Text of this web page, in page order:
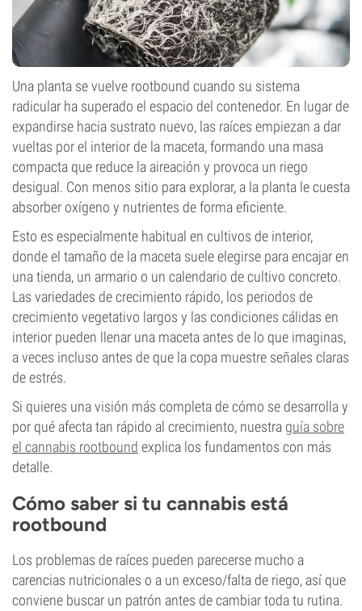
Una planta se vuelve rootbound cuando su sistema
radicular ha superado el espacio del contenedor. En lugar de
expandirse hacia sustrato nuevo, las raíces empiezan a dar
vueltas por el interior de la maceta, formando una masa
compacta que reduce la aireación y provoca un riego
desigual. Con menos sitio para explorar, a la planta le cuesta
absorber oxígeno y nutrientes de forma eficiente.
Esto es especialmente habitual en cultivos de interior,
donde el tamaño de la maceta suele elegirse para encajar en
una tienda, un armario o un calendario de cultivo concreto.
Las variedades de crecimiento rápido, los periodos de
crecimiento vegetativo largos y las condiciones cálidas en
interior pueden llenar una maceta antes de lo que imaginas,
a veces incluso antes de que la copa muestre señales claras
de estrés.
Si quieres una visión más completa de cómo se desarrolla y
por qué afecta tan rápido al crecimiento, nuestra guía sobre
el cannabis rootbound explica los fundamentos con más
detalle.
Cómo saber si tu cannabis está
rootbound
Los problemas de raíces pueden parecerse mucho a
carencias nutricionales o a un exceso/falta de riego, así que
conviene buscar un patrón antes de cambiar toda tu rutina.